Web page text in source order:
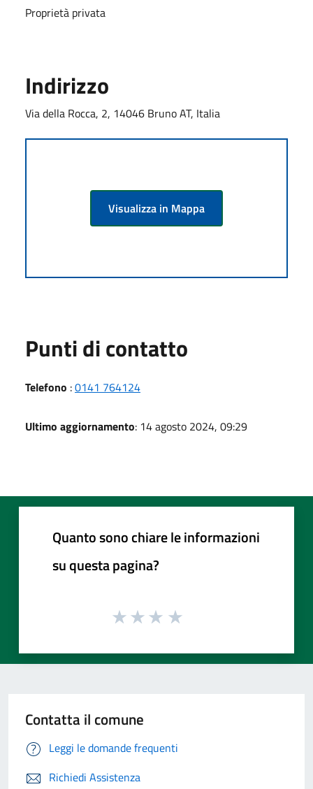
Proprietà privata
Indirizzo
Via della Rocca, 2, 14046 Bruno AT, Italia
Visualizza in Mappa
Punti di contatto
Telefono :0141 764124
Ultimo aggiornamento: 14 agosto 2024, 09:29
Quanto sono chiare le informazioni
su questa pagina?
Contatta il comune
Leggi le domande frequenti
Richiedi Assistenza